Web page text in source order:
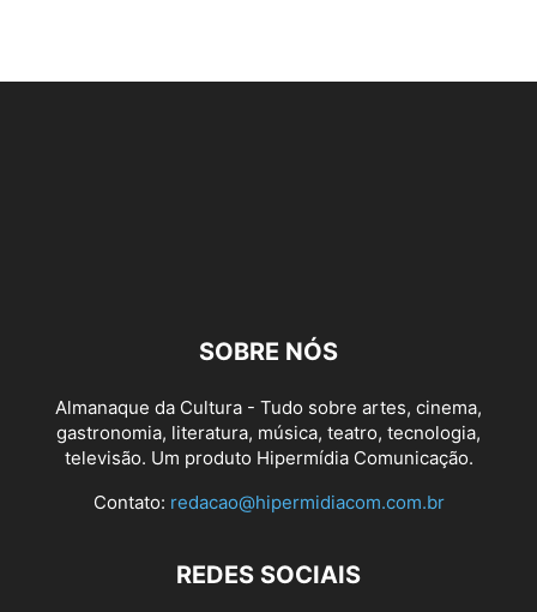
SOBRE NÓS
Almanaque da Cultura - Tudo sobre artes, cinema,
gastronomia, literatura, música, teatro, tecnologia,
televisão. Um produto Hipermídia Comunicação.
Contato: redacao@hipermidiacom.com.br
REDES SOCIAIS